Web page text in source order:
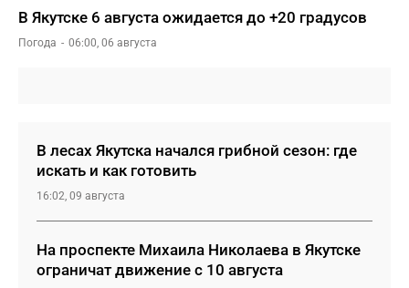
В Якутске 6 августа ожидается до +20 градусов
Погода 06:00, 06 августа
В лесах Якутска начался грибной сезон: где
искать и как готовить
16:02, 09 августа
На проспекте Михаила Николаева в Якутске
ограничат движение с 10 августа